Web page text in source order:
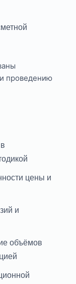
проведению
цены и
и
объёмов